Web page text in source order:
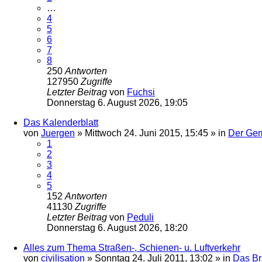
…
4
5
6
7
8
250 Antworten
127950 Zugriffe
Letzter Beitrag von Fuchsi
Donnerstag 6. August 2026, 19:05
Das Kalenderblatt
von Juergen » Mittwoch 24. Juni 2015, 15:45 » in Der
1
2
3
4
5
152 Antworten
41130 Zugriffe
Letzter Beitrag von Peduli
Donnerstag 6. August 2026, 18:20
Alles zum Thema Straßen-, Schienen- u. Luftverkehr
von civilisation » Sonntag 24. Juli 2011, 13:02 » in Das